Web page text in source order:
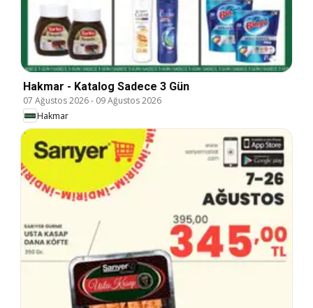
Hakmar - Katalog Sadece 3 Gün
07 Ağustos 2026- 09 Ağustos 2026
Hakmar